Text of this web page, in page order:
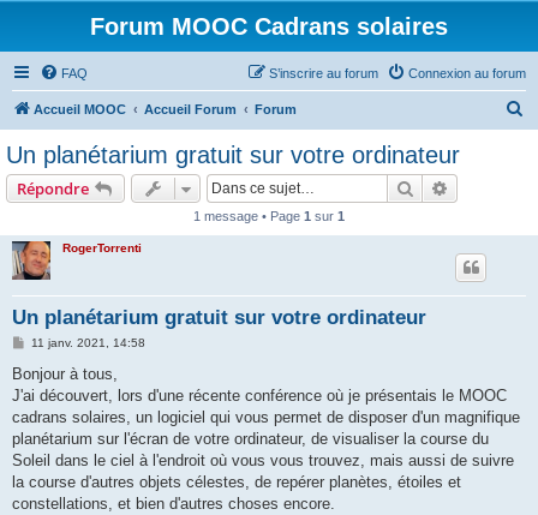
Forum MOOC Cadrans solaires
FAQ Connexion au forum
S’inscrire au forum
Accueil MOOC Accueil Forum Forum
Un planétarium gratuit sur votre ordinateur
Répondre Rechercher
1 message • Page 1 sur 1
RogerTorrenti
Un planétarium gratuit sur votre ordinateur
M
s
a
g
11 janv. 2021, 14:58
Bonjour à tous,
J'ai découvert, lors d'une récente conférence où je présentais le MOOC
cadrans solaires, un logiciel qui vous permet de disposer d'un magnifique
planétarium sur l'écran de votre ordinateur, de visualiser la course du
Soleil dans le ciel à l'endroit où vous vous trouvez, mais aussi de suivre
la course d'autres objets célestes, de repérer planètes, étoiles et
constellations, et bien d'autres choses encore.